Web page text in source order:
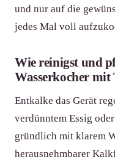
und nur auf die
jedes Mal voll
Wie reinigst und
Wasserkocher
Entkalke das Gerät
verdünntem Essig
gründlich mit klarem
herausnehmbarer